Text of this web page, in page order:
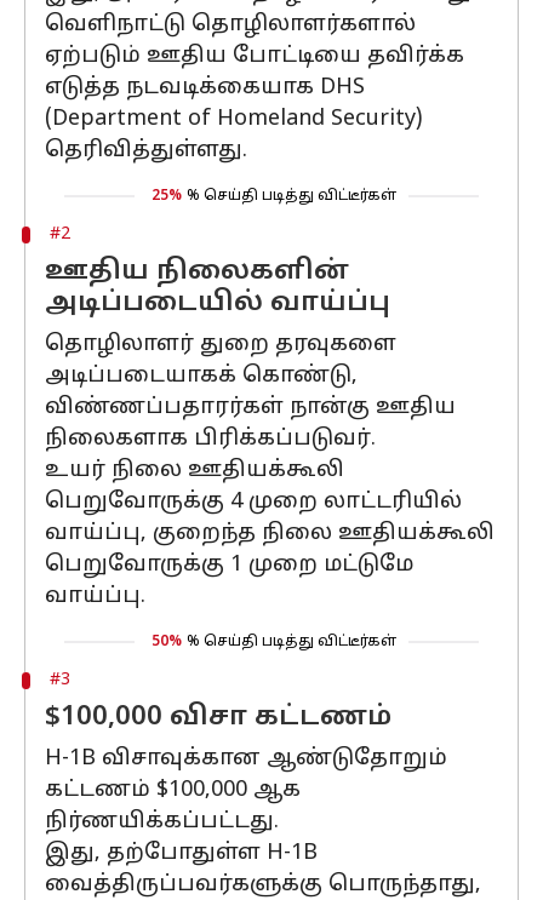
வெளிநாட்டு தொழிலாளர்களால்
ஏற்படும் ஊதிய போட்டியை தவிர்க்க
எடுத்த நடவடிக்கையாக DHS
(Department of Homeland Security)
தெரிவித்துள்ளது.
25% % செய்தி படித்து விட்டீர்கள்
#2
ஊதிய நிலைகளின்
அடிப்படையில் வாய்ப்பு
தொழிலாளர் துறை தரவுகளை
அடிப்படையாகக் கொண்டு,
விண்ணப்பதாரர்கள் நான்கு ஊதிய
நிலைகளாக பிரிக்கப்படுவர்.
உயர் நிலை ஊதியக்கூலி
பெறுவோருக்கு 4 முறை லாட்டரியில்
வாய்ப்பு, குறைந்த நிலை ஊதியக்கூலி
பெறுவோருக்கு 1 முறை மட்டுமே
வாய்ப்பு.
50% % செய்தி படித்து விட்டீர்கள்
#3
$100,000 விசா கட்டணம்
H-1B விசாவுக்கான ஆண்டுதோறும்
கட்டணம் $100,000 ஆக
நிர்ணயிக்கப்பட்டது.
இது, தற்போதுள்ள H-1B
வைத்திருப்பவர்களுக்கு பொருந்தாது,